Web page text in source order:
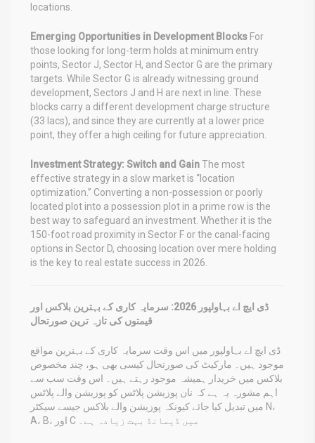
locations.
Emerging Opportunities in Development Blocks For
those looking for long-term holds at minimum entry
points, Sector J, Sector H, and Sector G are the primary
targets. While Sector G is already witnessing ground
development, Sectors J and H are next in line. These
blocks carry a different development charge structure
(33 lacs), and since they are currently at a lower price
point, they offer a high ceiling for future appreciation.
Investment Strategy: Switch and GainThe most
effective strategy in a slow market is “location
optimization.” Converting a non-possession or poorly
located plot into a possession plot in a prime row is the
best way to safeguard an investment. Whether it is the
150-foot road proximity in Sector F or the canal-facing
options in Sector D, choosing location over mere holding
is the key to real estate success in 2026.
ڈی ایچ اے بہاولپور 2026: سرمایہ کاری کے بہترین بلاکس اور
قیمتوں کی تازہ ترین صورتحال
ڈی ایچ اے بہاولپور میں اس وقت سرمایہ کاری کے بہترین مواقع
موجود ہیں۔ مارکیٹ کی صورتحال کیسی بھی ہو، چند مخصوص
بلاکس میں خریدار ہمیشہ موجود رہتے ہیں۔ اس وقت سب سے
اہم مشورہ یہ ہے کہ نان پوزیشن پلاٹس کو پوزیشن والے پلاٹس
میں تبدیل کیا جائے کیونکہ پوزیشن والے بلاکس جیسے سیکٹر N،
A، B، اور C میں ڈیمانڈ بہت زیادہ ہے۔